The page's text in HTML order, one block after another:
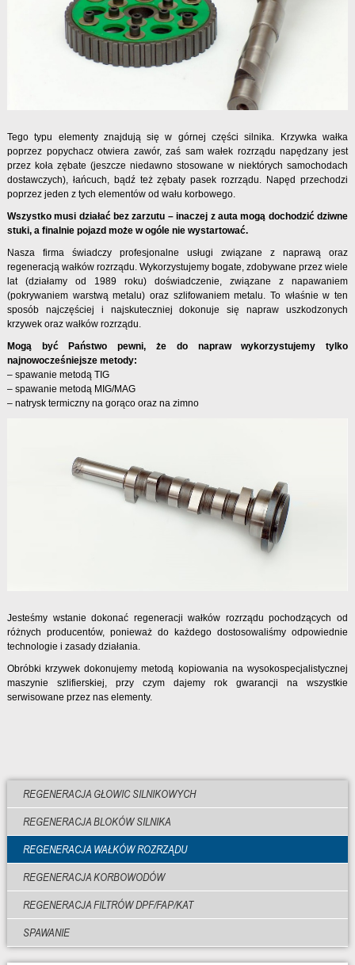
Tego typu elementy znajdują się w górnej części silnika. Krzywka wałka
poprzez popychacz otwiera zawór, zaś sam wałek rozrządu napędzany jest
przez koła zębate (jeszcze niedawno stosowane w niektórych samochodach
dostawczych), łańcuch, bądź też zębaty pasek rozrządu. Napęd przechodzi
poprzez jeden z tych elementów od wału korbowego.
Wszystko musi działać bez zarzutu – inaczej z auta mogą dochodzić dziwne
stuki, a finalnie pojazd może w ogóle nie wystartować.
Nasza firma świadczy profesjonalne usługi związane z naprawą oraz
regeneracją wałków rozrządu. Wykorzystujemy bogate, zdobywane przez wiele
lat (działamy od 1989 roku) doświadczenie, związane z napawaniem
(pokrywaniem warstwą metalu) oraz szlifowaniem metalu. To właśnie w ten
sposób najczęściej i najskuteczniej dokonuje się napraw uszkodzonych
krzywek oraz wałków rozrządu.
Mogą być Państwo pewni, że do napraw wykorzystujemy tylko
najnowocześniejsze metody:
– spawanie metodą TIG
– spawanie metodą MIG/MAG
– natrysk termiczny na gorąco oraz na zimno
Jesteśmy wstanie dokonać regeneracji wałków rozrządu pochodzących od
różnych producentów, ponieważ do każdego dostosowaliśmy odpowiednie
technologie i zasady działania.
Obróbki krzywek dokonujemy metodą kopiowania na wysokospecjalistycznej
maszynie szlifierskiej, przy czym dajemy rok gwarancji na wszystkie
serwisowane przez nas elementy.
REGENERACJA GŁOWIC SILNIKOWYCH
REGENERACJA BLOKÓW SILNIKA
REGENERACJA WAŁKÓW ROZRZĄDU
REGENERACJA KORBOWODÓW
REGENERACJA FILTRÓW DPF/FAP/KAT
SPAWANIE